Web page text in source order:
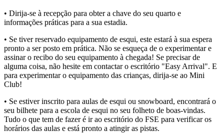
• Dirija-se à recepção para obter a chave do seu quarto e
informações práticas para a sua estadia.
• Se tiver reservado equipamento de esqui, este estará à sua espera
pronto a ser posto em prática. Não se esqueça de o experimentar e
assinar o recibo do seu equipamento à chegada! Se precisar de
alguma coisa, não hesite em contactar o escritório "Easy Arrival". E
para experimentar o equipamento das crianças, dirija-se ao Mini
Club!
• Se estiver inscrito para aulas de esqui ou snowboard, encontrará o
seu bilhete para a escola de esqui no seu folheto de boas-vindas.
Tudo o que tem de fazer é ir ao escritório do FSE para verificar os
horários das aulas e está pronto a atingir as pistas.